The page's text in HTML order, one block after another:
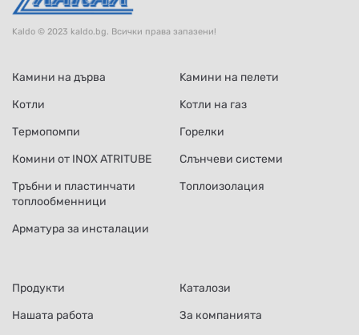
Kaldo © 2023 kaldo.bg. Всички права запазени!
Камини на дърва
Kамини на пелети
Котли
Kотли на газ
Термопомпи
Горелки
Комини от INOX ATRITUBE
Слънчеви системи
Тръбни и пластинчати
топлообменници
Топлоизолация
Арматура за инсталации
Продукти
Каталози
Нашата работа
За компанията